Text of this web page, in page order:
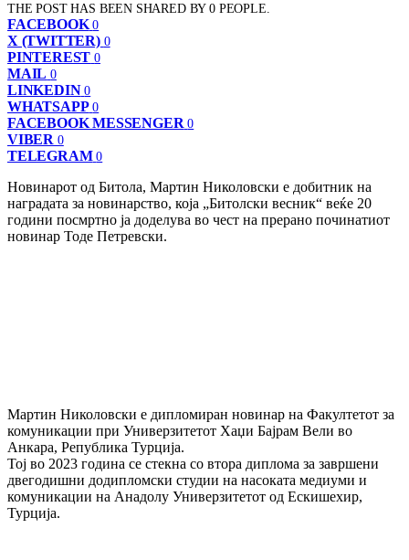
THE POST HAS BEEN SHARED BY0 PEOPLE.
FACEBOOK 0
X (TWITTER) 0
PINTEREST 0
MAIL 0
LINKEDIN 0
WHATSAPP 0
FACEBOOK MESSENGER 0
VIBER 0
TELEGRAM 0
Новинарот од Битола, Мартин Николовски е добитник на
наградата за новинарство, која „Битолски весник“ веќе 20
години посмртно ја доделува во чест на прерано починатиот
новинар Тоде Петревски.
Мартин Николовски е дипломиран новинар на Факултетот за
комуникации при Универзитетот Хаџи Бајрам Вели во
Анкара, Република Турција.
Тој во 2023 година се стекна со втора диплома за завршени
двегодишни додипломски студии на насоката медиуми и
комуникации на Анадолу Универзитетот од Ескишехир,
Турција.